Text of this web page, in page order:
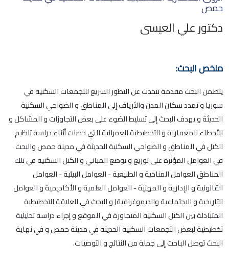
حمص
دكتور علي العيسى
ملخص البحث:
يتضمن البحث مقدمة تتحدث عن التطور السريع للتجمعات السكنية في
سوريا و تمدد سكان المدن والأرياف إلى المناطق و الضواحي السكنية
الحديثة و يهدف البحث إلى تسليط الضوء على بعض التجاوزات و المشاكل و
الأخطاء المعمارية و التخطيطية العمرانية التي حصلت أثناء دراسة تنظيم
الكتل في المناطق و الضواحي السكنية الحديثة في مدينة حمص والبحث
في العوامل المؤثرة على توزيع و توضع المباني و الكتل السكنية في تلك
المناطق العوامل المناخية و الطبيعية - العوامل البيئية - العوامل
القانونية و الإدارية و المهنية - العوامل العلمية و الأكاديمية و العوامل
التاريخية و الاجتماعية والديموغرافية) و البحث في العلاقة التخطيطية
المتبادلة بين الكتل السكنية المتجاورة في الموقع و إجراء دراسة تحليلية
تخطيطية لبعض التجمعات السكنية الحديثة في مدينة حمص و في نهاية
البحث توصل الباحث إلى جملة من النتائج و التوصيات.